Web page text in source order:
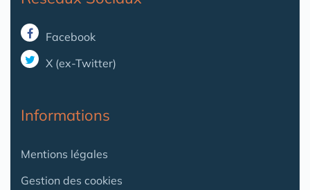
Facebook
X (ex-Twitter)
Informations
Mentions légales
Gestion des cookies